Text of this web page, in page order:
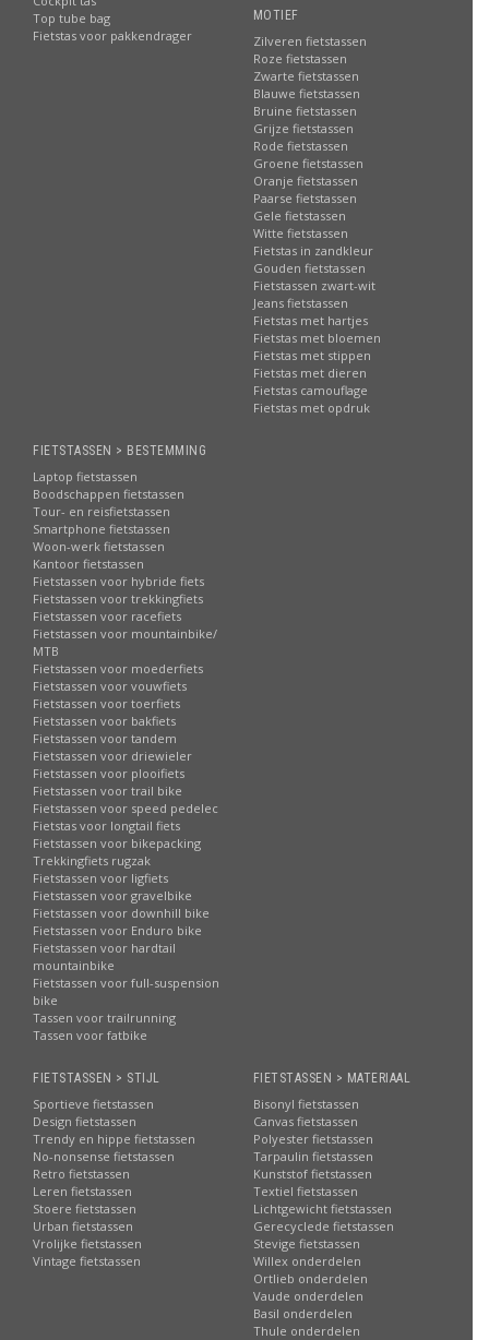
Top tube bag
Fietstas voor pakkendrager
MOTIEF
Zilveren fietstassen
Roze fietstassen
Zwarte fietstassen
Blauwe fietstassen
Bruine fietstassen
Grijze fietstassen
Rode fietstassen
Groene fietstassen
Oranje fietstassen
Paarse fietstassen
Gele fietstassen
Witte fietstassen
Fietstas in zandkleur
Gouden fietstassen
Fietstassen zwart-wit
Jeans fietstassen
Fietstas met hartjes
Fietstas met bloemen
Fietstas met stippen
Fietstas met dieren
Fietstas camouflage
Fietstas met opdruk
FIETSTASSEN > BESTEMMING
Laptop fietstassen
Boodschappen fietstassen
Tour- en reisfietstassen
Smartphone fietstassen
Woon-werk fietstassen
Kantoor fietstassen
Fietstassen voor hybride fiets
Fietstassen voor trekkingfiets
Fietstassen voor racefiets
Fietstassen voor mountainbike/
MTB
Fietstassen voor moederfiets
Fietstassen voor vouwfiets
Fietstassen voor toerfiets
Fietstassen voor bakfiets
Fietstassen voor tandem
Fietstassen voor driewieler
Fietstassen voor plooifiets
Fietstassen voor trail bike
Fietstassen voor speed pedelec
Fietstas voor longtail fiets
Fietstassen voor bikepacking
Trekkingfiets rugzak
Fietstassen voor ligfiets
Fietstassen voor gravelbike
Fietstassen voor downhill bike
Fietstassen voor Enduro bike
Fietstassen voor hardtail
mountainbike
Fietstassen voor full-suspension
bike
Tassen voor trailrunning
Tassen voor fatbike
FIETSTASSEN > STIJL
Sportieve fietstassen
Design fietstassen
Trendy en hippe fietstassen
No-nonsense fietstassen
Retro fietstassen
Leren fietstassen
Stoere fietstassen
Urban fietstassen
Vrolijke fietstassen
Vintage fietstassen
FIETSTASSEN > MATERIAAL
Bisonyl fietstassen
Canvas fietstassen
Polyester fietstassen
Tarpaulin fietstassen
Kunststof fietstassen
Textiel fietstassen
Lichtgewicht fietstassen
Gerecyclede fietstassen
Stevige fietstassen
Willex onderdelen
Ortlieb onderdelen
Vaude onderdelen
Basil onderdelen
Thule onderdelen